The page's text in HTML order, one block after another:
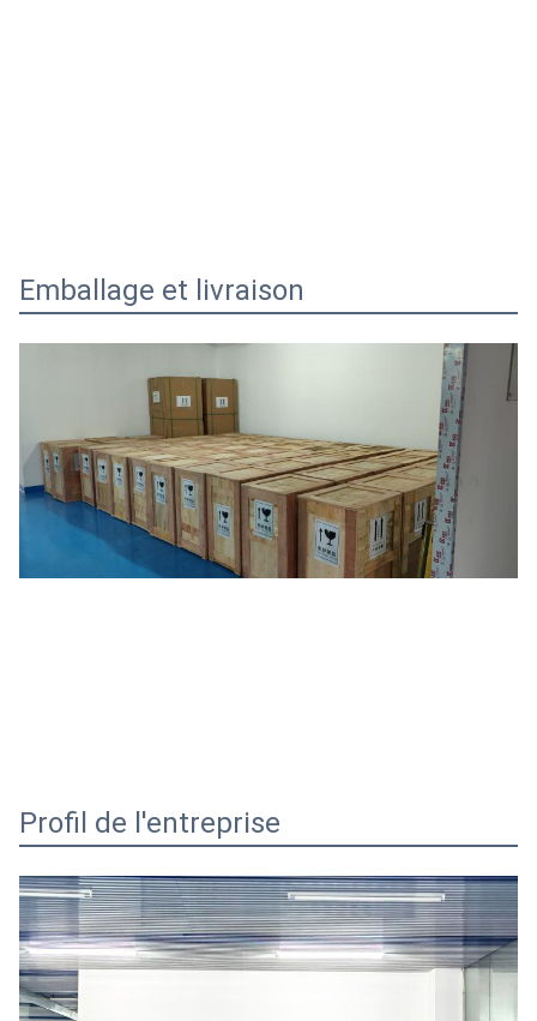
Emballage et livraison
Profil de l'entreprise